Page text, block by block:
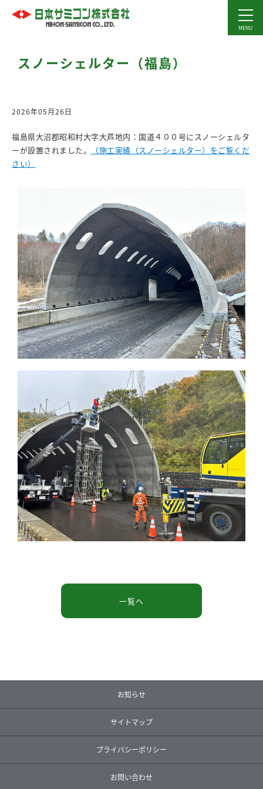
スノーシェルター（福島）
2026年05月26日
福島県大沼郡昭和村大字大芦地内：国道４００号にスノーシェルタ
ーが設置されました。
（施工実績（スノーシェルター）をご覧くだ
さい）
一覧へ
お知らせ
サイトマップ
プライバシーポリシー
お問い合わせ